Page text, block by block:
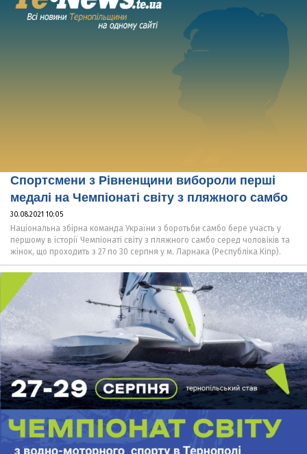
Спортсмени з Рівненщини вибороли перші
медалі на Чемпіонаті світу з пляжного самбо
30.08.2021 10:05
Національна збірна команда України з боротьби самбо бере участь у
першому в історії Чемпіонаті світу з пляжного самбо серед чоловіків та
жінок, що проходить з 27 по 30 серпня у м. Ларнака (Республіка Кіпр).